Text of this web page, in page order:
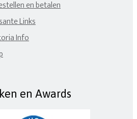
en betalen
Links
Info
en Awards